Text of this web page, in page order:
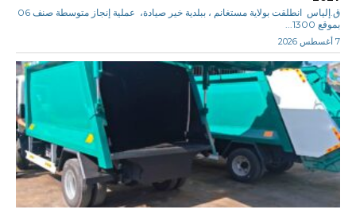
ق.إلياس انطلقت بولاية مستغانم ، ببلدية خير صيادة، عملية إنجاز متوسطة صنف 06
بموقع 1300...
7 أغسطس 2026